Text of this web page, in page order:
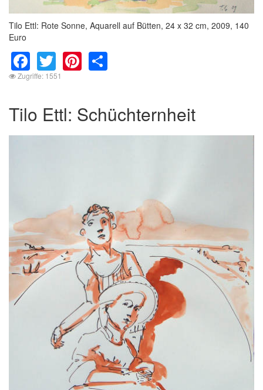
Tilo Ettl: Rote Sonne, Aquarell auf Bütten, 24 x 32 cm, 2009, 140
Euro
Facebook
TwitterPinterest
Zugriffe: 1551
Tilo Ettl: Schüchternheit